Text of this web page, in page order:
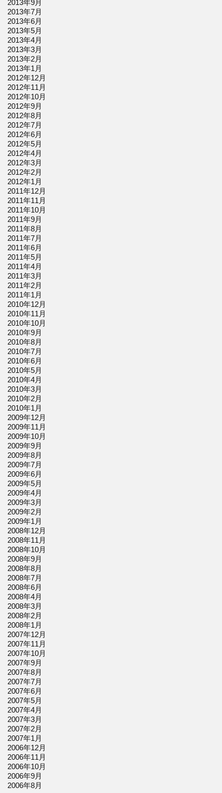
2013年9月
2013年7月
2013年6月
2013年5月
2013年4月
2013年3月
2013年2月
2013年1月
2012年12月
2012年11月
2012年10月
2012年9月
2012年8月
2012年7月
2012年6月
2012年5月
2012年4月
2012年3月
2012年2月
2012年1月
2011年12月
2011年11月
2011年10月
2011年9月
2011年8月
2011年7月
2011年6月
2011年5月
2011年4月
2011年3月
2011年2月
2011年1月
2010年12月
2010年11月
2010年10月
2010年9月
2010年8月
2010年7月
2010年6月
2010年5月
2010年4月
2010年3月
2010年2月
2010年1月
2009年12月
2009年11月
2009年10月
2009年9月
2009年8月
2009年7月
2009年6月
2009年5月
2009年4月
2009年3月
2009年2月
2009年1月
2008年12月
2008年11月
2008年10月
2008年9月
2008年8月
2008年7月
2008年6月
2008年4月
2008年3月
2008年2月
2008年1月
2007年12月
2007年11月
2007年10月
2007年9月
2007年8月
2007年7月
2007年6月
2007年5月
2007年4月
2007年3月
2007年2月
2007年1月
2006年12月
2006年11月
2006年10月
2006年9月
2006年8月